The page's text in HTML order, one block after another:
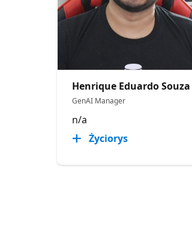
Henrique Eduardo Souza
GenAI Manager
n/a
Życiorys